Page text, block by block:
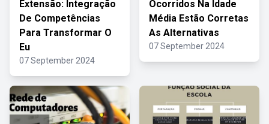
Extensão: Integração
De Competências
Para Transformar O
Eu
07 September 2024
Ocorridos Na Idade
Média Estão Corretas
As Alternativas
07 September 2024